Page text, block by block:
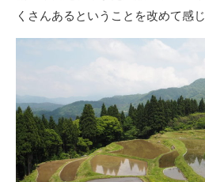
くさんあるということを改めて感